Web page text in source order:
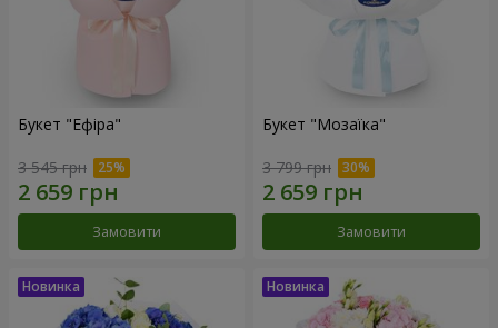
Букет "Ефіра"
3 545 грн
Замовити
Букет "Мозаїка"
3 799 грн
Замовити